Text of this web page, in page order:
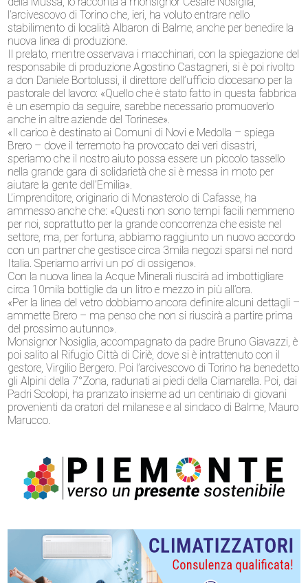
l’arcivescovo di Torino che, ieri, ha voluto entrare nello
stabilimento di località Albaron di Balme, anche per benedire la
nuova linea di produzione.
Il prelato, mentre osservava i macchinari, con la spiegazione del
responsabile di produzione Agostino Castagneri, si è poi rivolto
a don Daniele Bortolussi, il direttore dell’ufficio diocesano per la
pastorale del lavoro: «Quello che è stato fatto in questa fabbrica
è un esempio da seguire, sarebbe necessario promuoverlo
anche in altre aziende del Torinese».
«Il carico è destinato ai Comuni di Novi e Medolla – spiega
Brero – dove il terremoto ha provocato dei veri disastri,
speriamo che il nostro aiuto possa essere un piccolo tassello
nella grande gara di solidarietà che si è messa in moto per
aiutare la gente dell’Emilia».
L’imprenditore, originario di Monasterolo di Cafasse, ha
ammesso anche che: «Questi non sono tempi facili nemmeno
per noi, soprattutto per la grande concorrenza che esiste nel
settore, ma, per fortuna, abbiamo raggiunto un nuovo accordo
con un partner che gestisce circa 3mila negozi sparsi nel nord
Italia. Speriamo arrivi un po’ di ossigeno».
Con la nuova linea la Acque Minerali riuscirà ad imbottigliare
circa 10mila bottiglie da un litro e mezzo in più all’ora.
«Per la linea del vetro dobbiamo ancora definire alcuni dettagli –
ammette Brero – ma penso che non si riuscirà a partire prima
del prossimo autunno».
Monsignor Nosiglia, accompagnato da padre Bruno Giavazzi, è
poi salito al Rifugio Città di Ciriè, dove si è intrattenuto con il
gestore, Virgilio Bergero. Poi l’arcivescovo di Torino ha benedetto
gli Alpini della 7°Zona, radunati ai piedi della Ciamarella. Poi, dai
Padri Scolopi, ha pranzato insieme ad un centinaio di giovani
provenienti da oratori del milanese e al sindaco di Balme, Mauro
Marucco.